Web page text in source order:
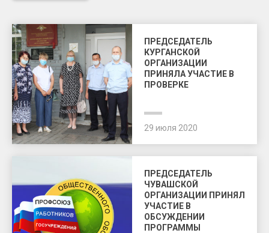
ПРЕДСЕДАТЕЛЬ
КУРГАНСКОЙ
ОРГАНИЗАЦИИ
ПРИНЯЛА УЧАСТИЕ В
ПРОВЕРКЕ
29 июля 2020
ПРЕДСЕДАТЕЛЬ
ЧУВАШСКОЙ
ОРГАНИЗАЦИИ ПРИНЯЛ
УЧАСТИЕ В
ОБСУЖДЕНИИ
ПРОГРАММЫ